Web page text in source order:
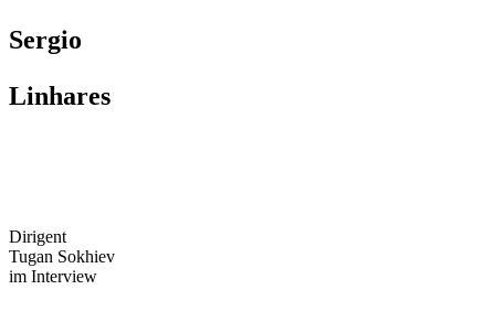
Sergio
Linhares
Dirigent
Tugan Sokhiev
im Interview